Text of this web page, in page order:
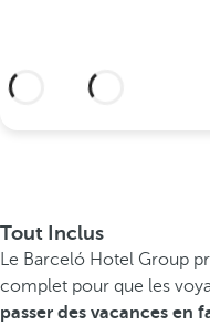
Tout Inclus
Le Barceló Hotel Group
complet pour que les
passer des vacances en